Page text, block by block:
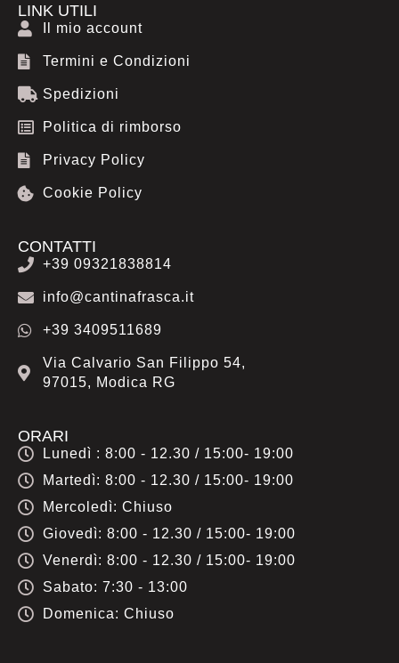
b
o
LINK UTILI
Il mio account
Termini e Condizioni
Spedizioni
Politica di rimborso
Privacy Policy
Cookie Policy
CONTATTI
+39 09321838814
info@cantinafrasca.it
+39 3409511689
Via Calvario San Filippo 54,
97015, Modica RG
ORARI
Lunedì : 8:00 - 12.30 / 15:00- 19:00
Martedì: 8:00 - 12.30 / 15:00- 19:00
Mercoledì: Chiuso
Giovedì: 8:00 - 12.30 / 15:00- 19:00
Venerdì: 8:00 - 12.30 / 15:00- 19:00
Sabato: 7:30 - 13:00
Domenica: Chiuso